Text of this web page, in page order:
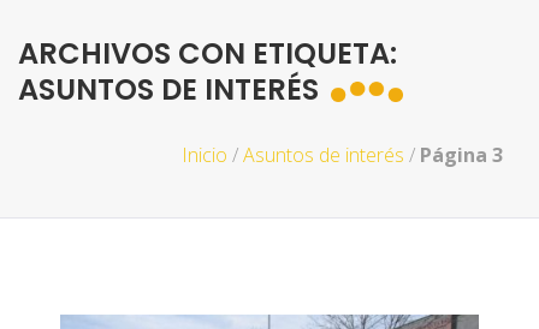
ARCHIVOS CON ETIQUETA:
ASUNTOS DE INTERÉS
Inicio /Asuntos de interés / Página 3